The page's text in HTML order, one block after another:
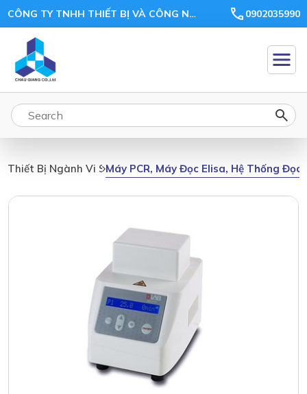
CÔNG TY TNHH THIẾT BỊ VÀ CÔNG NGHỆ CHÂU GIANG 0902035990
Thiết Bị Ngành Vi Sinh, Môi TrườngMáy PCR, Máy Đọc Elisa, Hệ Thống Đọc